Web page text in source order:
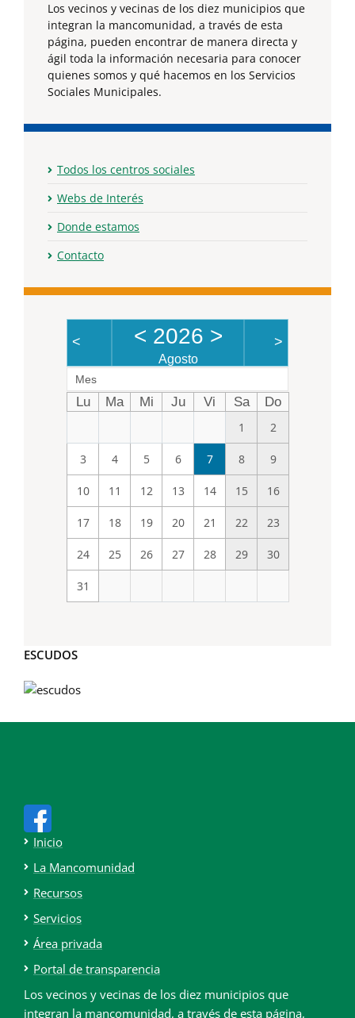
Los vecinos y vecinas de los diez municipios que
integran la mancomunidad, a través de esta
página, pueden encontrar de manera directa y
ágil toda la información necesaria para conocer
quienes somos y qué hacemos en los Servicios
Sociales Municipales.
Todos los centros sociales
Webs de Interés
Donde estamos
Contacto
< < 2026 >
Agosto
>
Mes
Lu Ma Mi Ju Vi Sa
Do
1
2
3 4 5 6 7 8 9
10 11 12 13 14 15 16
17 18 19 20 21 22 23
24 25 26 27 28 29 30
31
ESCUDOS
Inicio
La Mancomunidad
Recursos
Servicios
Área privada
Portal de transparencia
Los vecinos y vecinas de los diez municipios que
integran la mancomunidad, a través de esta página,